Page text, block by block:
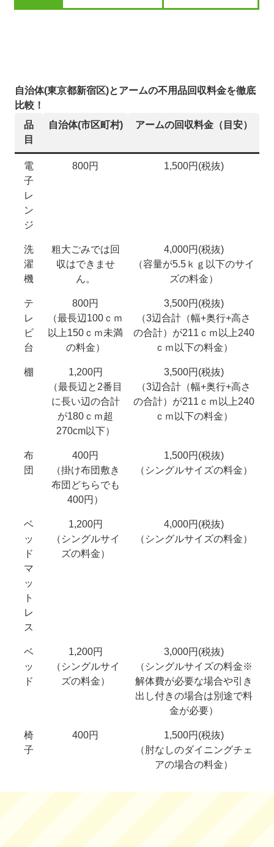
自治体(東京都新宿区)とアームの不用品回収料金を徹底
比較！
品
目
自治体(市区町村) アームの回収料金（目安）
電
子
レ
ン
ジ
800円 1,500円(税抜)
洗
濯
機
粗大ごみでは回
収はできませ
ん。
4,000円(税抜)
（容量が5.5ｋｇ以下のサイ
ズの料金）
テ
レ
ビ
台
800円
（最長辺100ｃｍ
以上150ｃｍ未満
の料金）
3,500円(税抜)
（3辺合計（幅+奥行+高さ
の合計）が211ｃｍ以上240
ｃｍ以下の料金）
棚
1,200円
（最長辺と2番目
に長い辺の合計
が180ｃｍ超
270cm以下）
3,500円(税抜)
（3辺合計（幅+奥行+高さ
の合計）が211ｃｍ以上240
ｃｍ以下の料金）
布
団
400円
（掛け布団敷き
布団どちらでも
400円）
1,500円(税抜)
（シングルサイズの料金）
ベ
ッ
ド
マ
ッ
ト
レ
ス
1,200円
（シングルサイ
ズの料金）
4,000円(税抜)
（シングルサイズの料金）
ベ
ッ
ド
1,200円
（シングルサイ
ズの料金）
3,000円(税抜)
（シングルサイズの料金※
解体費が必要な場合や引き
出し付きの場合は別途で料
金が必要）
椅
子
400円
1,500円(税抜)
（肘なしのダイニングチェ
アの場合の料金）